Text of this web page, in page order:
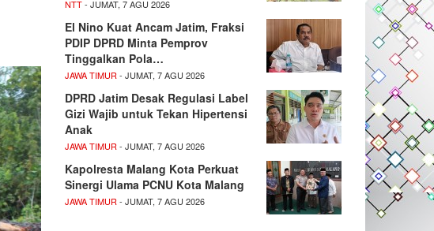
NTT- JUMAT, 7 AGU 2026
El Nino Kuat Ancam Jatim, Fraksi
PDIP DPRD Minta Pemprov
Tinggalkan Pola…
JAWA TIMUR - JUMAT, 7 AGU 2026
DPRD Jatim Desak Regulasi Label
Gizi Wajib untuk Tekan Hipertensi
Anak
JAWA TIMUR - JUMAT, 7 AGU 2026
Kapolresta Malang Kota Perkuat
Sinergi Ulama PCNU Kota Malang
JAWA TIMUR - JUMAT, 7 AGU 2026